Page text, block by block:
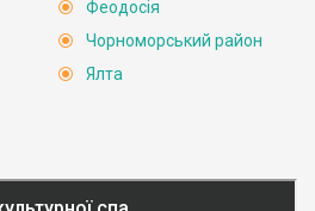
Феодосія
Чорноморський район
Ялта